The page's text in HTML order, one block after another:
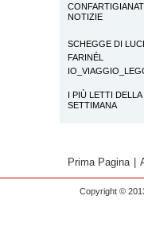
NOTIZIE
SCHEGGE DI
FARINÉL
I PIÙ LETTI DELLA
SETTIMANA
Prima Pagina |
Copyright ©